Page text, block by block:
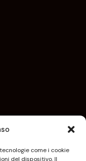
come i cookie
del dispositivo. Il